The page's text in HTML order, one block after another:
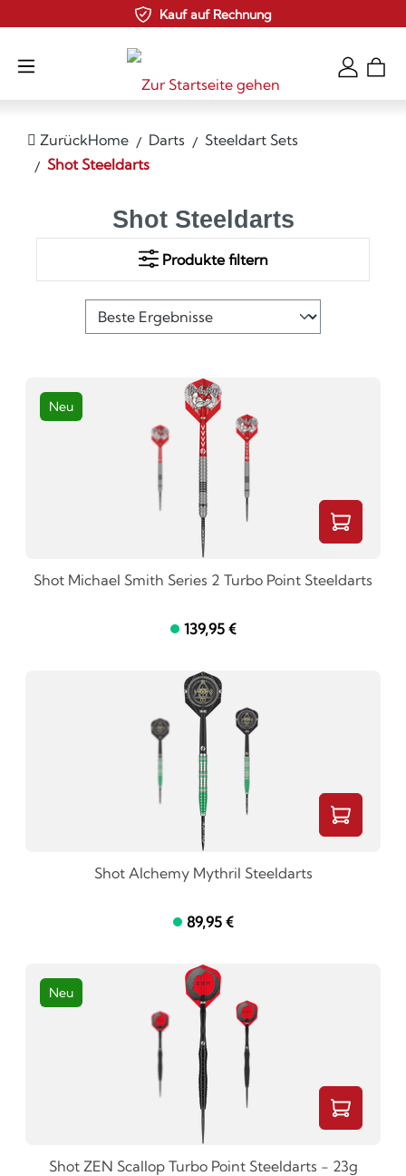
Zum Hauptinhalt springenKauf auf Rechnung
ZurückHome Darts
Steeldart Sets
Shot Steeldarts
Shot Steeldarts
Produkte filtern
Neu
Shot Michael Smith Series 2 Turbo Point Steeldarts
139,95 €
Shot Alchemy Mythril Steeldarts
89,95 €
Neu
Shot ZEN Scallop Turbo Point Steeldarts - 23g